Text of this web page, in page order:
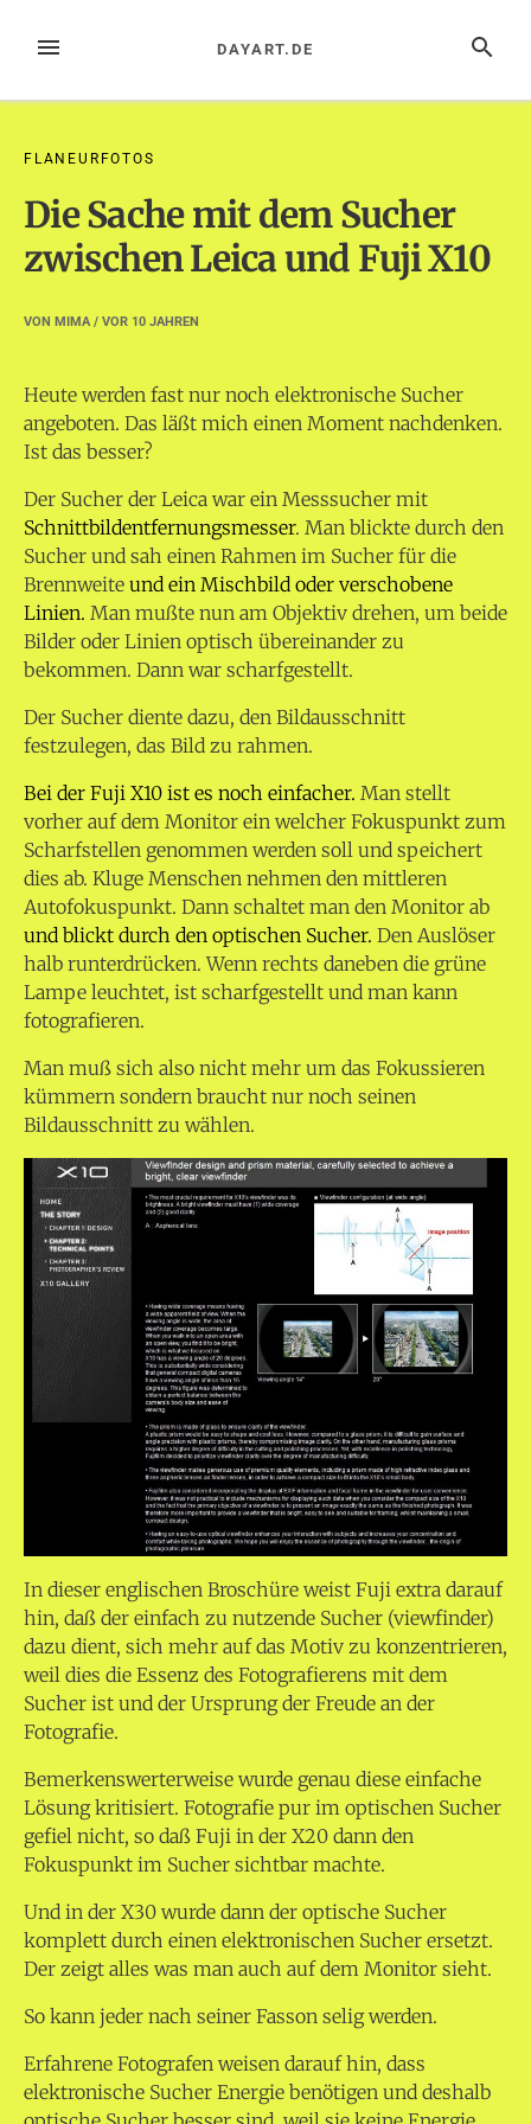
InhaltMENÜ SUCHE
DAYART.DE
FLANEURFOTOS
Die Sache mit dem Sucher
zwischen Leica und Fuji X10
VON MIMA/ VOR 10 JAHREN
Heute werden fast nur noch elektronische Sucher
angeboten. Das läßt mich einen Moment nachdenken.
Ist das besser?
Der Sucher der Leica war ein Messsucher mit
Schnittbildentfernungsmesser. Man blickte durch den
Sucher und sah einen Rahmen im Sucher für die
Brennweite und ein Mischbild oder verschobene
Linien. Man mußte nun am Objektiv drehen, um beide
Bilder oder Linien optisch übereinander zu
bekommen. Dann war scharfgestellt.
Der Sucher diente dazu, den Bildausschnitt
festzulegen, das Bild zu rahmen.
Bei der Fuji X10 ist es noch einfacher. Man stellt
vorher auf dem Monitor ein welcher Fokuspunkt zum
Scharfstellen genommen werden soll und speichert
dies ab. Kluge Menschen nehmen den mittleren
Autofokuspunkt. Dann schaltet man den Monitor ab
und blickt durch den optischen Sucher. Den Auslöser
halb runterdrücken. Wenn rechts daneben die grüne
Lampe leuchtet, ist scharfgestellt und man kann
fotografieren.
Man muß sich also nicht mehr um das Fokussieren
kümmern sondern braucht nur noch seinen
Bildausschnitt zu wählen.
In dieser englischen Broschüre weist Fuji extra darauf
hin, daß der einfach zu nutzende Sucher (viewfinder)
dazu dient, sich mehr auf das Motiv zu konzentrieren,
weil dies die Essenz des Fotografierens mit dem
Sucher ist und der Ursprung der Freude an der
Fotografie.
Bemerkenswerterweise wurde genau diese einfache
Lösung kritisiert. Fotografie pur im optischen Sucher
gefiel nicht, so daß Fuji in der X20 dann den
Fokuspunkt im Sucher sichtbar machte.
Und in der X30 wurde dann der optische Sucher
komplett durch einen elektronischen Sucher ersetzt.
Der zeigt alles was man auch auf dem Monitor sieht.
So kann jeder nach seiner Fasson selig werden.
Erfahrene Fotografen weisen darauf hin, dass
elektronische Sucher Energie benötigen und deshalb